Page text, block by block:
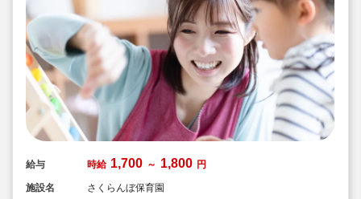
給与 時給 1,700 ～ 1,800 円
施設名
さくらんぼ保育園